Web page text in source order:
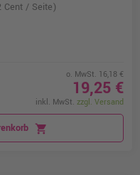
Cent / Seite)
o. MwSt. 16,18 €
19,25 €
inkl. MwSt. zzgl. Versand
shopping_cart